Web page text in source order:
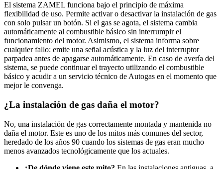
El sistema ZAMEL funciona bajo el principio de máxima
flexibilidad de uso. Permite activar o desactivar la instalación de gas
con solo pulsar un botón. Si el gas se agota, el sistema cambia
automáticamente al combustible básico sin interrumpir el
funcionamiento del motor. Asimismo, el sistema informa sobre
cualquier fallo: emite una señal acústica y la luz del interruptor
parpadea antes de apagarse automáticamente. En caso de avería del
sistema, se puede continuar el trayecto utilizando el combustible
básico y acudir a un servicio técnico de Autogas en el momento que
mejor le convenga.
¿La instalación de gas daña el motor?
No, una instalación de gas correctamente montada y mantenida no
daña el motor. Este es uno de los mitos más comunes del sector,
heredado de los años 90 cuando los sistemas de gas eran mucho
menos avanzados tecnológicamente que los actuales.